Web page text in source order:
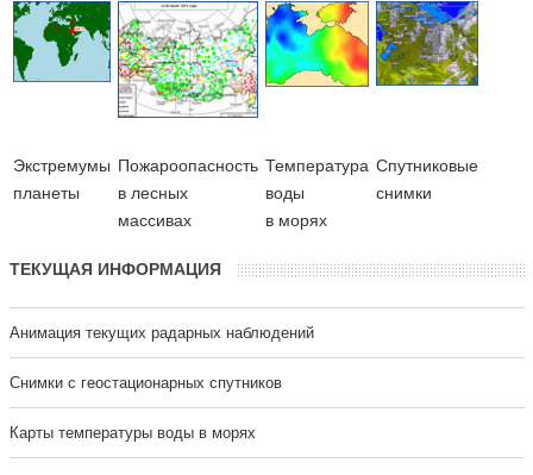
Экстремумы
планеты
Пожароопасность
в лесных
массивах
Температура
воды
в морях
Cпутниковые
снимки
ТЕКУЩАЯ ИНФОРМАЦИЯ
Анимация текущих радарных наблюдений
Cнимки с геостационарных спутников
Карты температуры воды в морях